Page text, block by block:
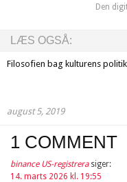
Den
LÆS OGSÅ:
Filosofien bag kulturens politik
august 5, 2019
1 COMMENT
binance US-registrera siger:
14. marts 2026 kl. 19:55